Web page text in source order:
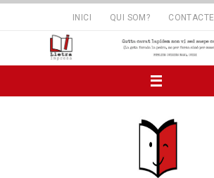
INICI QUI SOM? CONTACTE